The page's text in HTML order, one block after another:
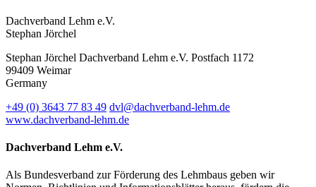
Dachverband Lehm e.V.
Stephan Jörchel
Stephan Jörchel Dachverband Lehm e.V. Postfach 1172
99409 Weimar
Germany
+49 (0) 3643 77 83 49 dvl@dachverband-lehm.de
www.dachverband-lehm.de
Dachverband Lehm e.V.
Als Bundesverband zur Förderung des Lehmbaus geben wir